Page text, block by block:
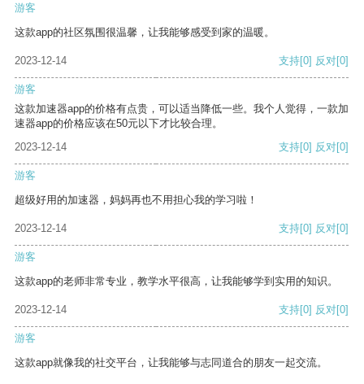
游客
这款app的社区氛围很温馨，让我能够感受到家的温暖。
2023-12-14 支持[0] 反对[0]
游客
这款加速器app的价格有点贵，可以适当降低一些。我个人觉得，一款加
速器app的价格应该在50元以下才比较合理。
2023-12-14
支持[0] 反对[0]
游客
超级好用的加速器，妈妈再也不用担心我的学习啦！
2023-12-14 支持[0] 反对[0]
游客
这款app的老师非常专业，教学水平很高，让我能够学到实用的知识。
2023-12-14 支持[0] 反对[0]
游客
这款app就像我的社交平台，让我能够与志同道合的朋友一起交流。